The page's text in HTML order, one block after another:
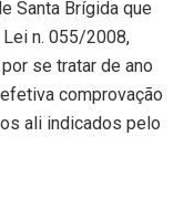
Santa Brígida que
n. 055/2008,
se tratar de ano
comprovação
ali indicados pelo